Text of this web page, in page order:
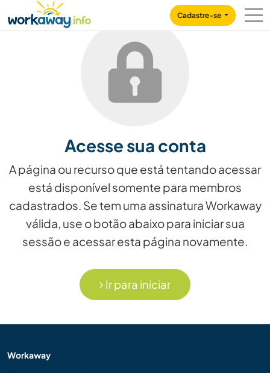
CONTENT
MAIN NAVIGATION
Cadastre-se
Acesse sua conta
A página ou recurso que está tentando acessar
está disponível somente para membros
cadastrados. Se tem uma assinatura Workaway
válida, use o botão abaixo para iniciar sua
sessão e acessar esta página novamente.
Ir para iniciar
Workaway